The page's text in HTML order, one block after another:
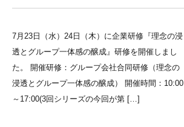
7月23日（水）24日（木）に企業研修『理念の浸
透とグループ一体感の醸成』研修を開催しまし
た。 開催研修：グループ会社合同研修（理念の
浸透とグループ一体感の醸成） 開催時間：10:00
～17:00(3回シリーズの今回が第 […]